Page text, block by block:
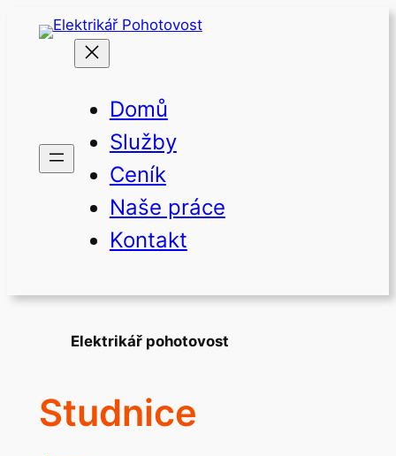
Přeskočit
Domů
Služby
Ceník
Naše práce
Kontakt
Elektrikář pohotovost
Studnice